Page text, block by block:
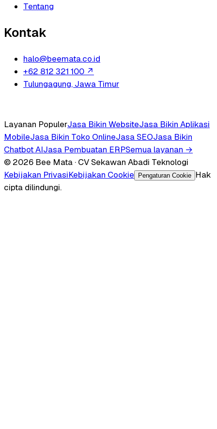
Tentang
Kontak
halo@beemata.co.id
+62 812 321 100 ↗
Tulungagung, Jawa Timur
Layanan PopulerJasa Bikin WebsiteJasa Bikin Aplikasi
MobileJasa Bikin Toko OnlineJasa SEOJasa Bikin
Chatbot AIJasa Pembuatan ERPSemua layanan →
© 2026 Bee Mata · CV Sekawan Abadi Teknologi
Kebijakan PrivasiKebijakan Cookie Pengaturan Cookie
Hak
cipta dilindungi.